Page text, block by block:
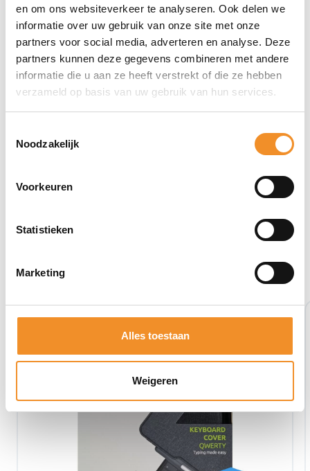
en om ons websiteverkeer te analyseren. Ook delen we
informatie over uw gebruik van onze site met onze
partners voor social media, adverteren en analyse. Deze
partners kunnen deze gegevens combineren met andere
informatie die u aan ze heeft verstrekt of die ze hebben
verzameld op basis van uw gebruik van hun services.
Noodzakelijk
Voorkeuren
Statistieken
Marketing
Alles toestaan
Weigeren
Direct erbij bestellen
Nieuw